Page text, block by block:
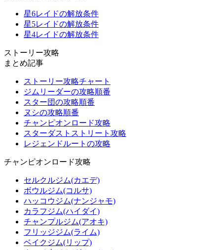
星6レイドの解放条件
星5レイドの解放条件
星4レイドの解放条件
ストーリー攻略
まとめ記事
ストーリー攻略チャート
ジムリーダーの攻略順番
スター団の攻略順番
ヌシの攻略順番
チャンピオンロード攻略
スターダストストリート攻略
レジェンドルートの攻略
チャンピオンロード攻略
セルクルジム(カエデ)
ボウルジム(コルサ)
ハッコウジム(ナンジャモ)
カラフジム(ハイダイ)
チャンプルジム(アオキ)
フリッジジム(ライム)
ベイクジム(リップ)